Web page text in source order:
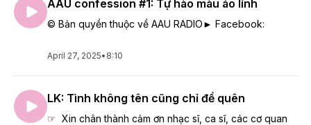
AAU confession #1: Tự hào màu áo lính
© Bản quyền thuộc về AAU RADIO► Facebook:
April 27, 2025• 8:10
LK: Tình không tên cũng chỉ để quên
☞ Xin chân thành cảm ơn nhạc sĩ, ca sĩ, các cơ quan